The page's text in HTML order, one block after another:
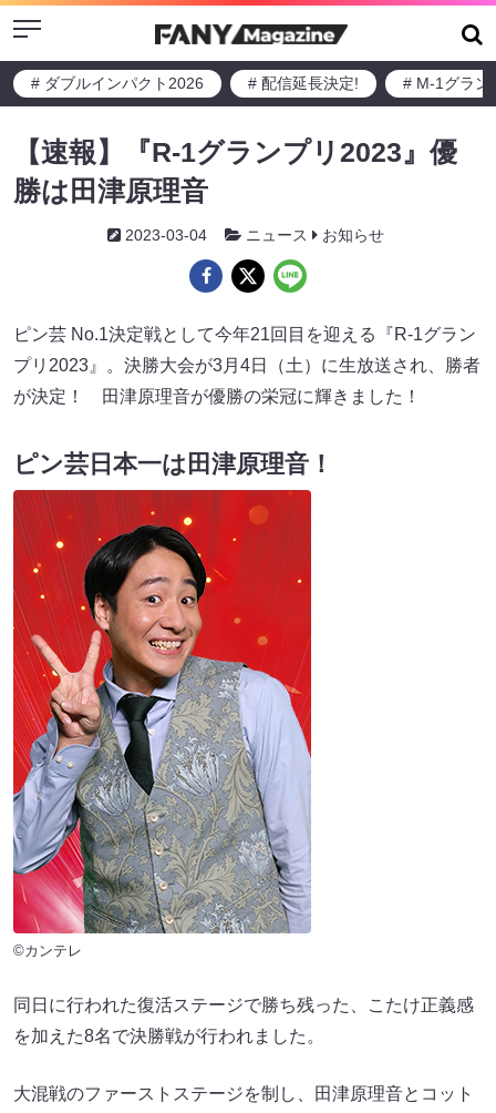
Menu
# ダブルインパクト2026 # 配信延長決定! # M-1グラン
【速報】『R-1グランプリ2023』優
勝は田津原理音
2023-03-04 ニュース お知らせ
ピン芸 No.1決定戦として今年21回目を迎える『R-1グラン
プリ2023』。決勝大会が3月4日（土）に生放送され、勝者
が決定！ 田津原理音が優勝の栄冠に輝きました！
ピン芸日本一は田津原理音！
©カンテレ
同日に行われた復活ステージで勝ち残った、こたけ正義感
を加えた8名で決勝戦が行われました。
大混戦のファーストステージを制し、田津原理音とコット